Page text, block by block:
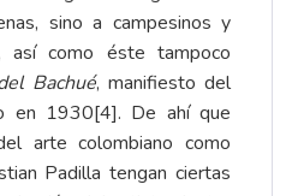
sino a campesinos y
así como éste tampoco
Bachué, manifiesto del
en 1930[4]. De ahí que
arte colombiano como
Padilla tengan ciertas